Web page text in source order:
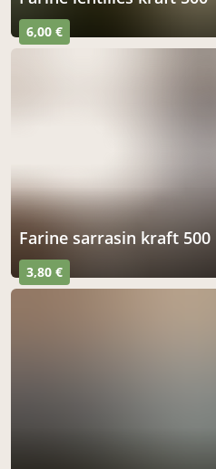
6,00 €
farine sarrasin kraft 500
3,80 €